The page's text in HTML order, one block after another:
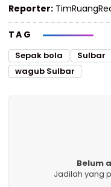
Reporter:
TAG
Sepak bola Sulbar
wagub Sulbar
Belum
Jadilah yang